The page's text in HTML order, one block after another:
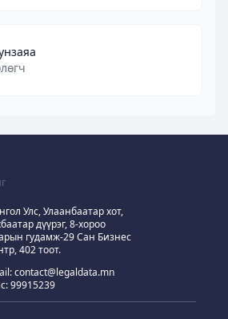
Улс, Улаанбаатар хот,
дүүрэг, 8-хороо
гудамж-29 Сан Бизнес
402 тоот.
contact@legaldata.mn
99915239